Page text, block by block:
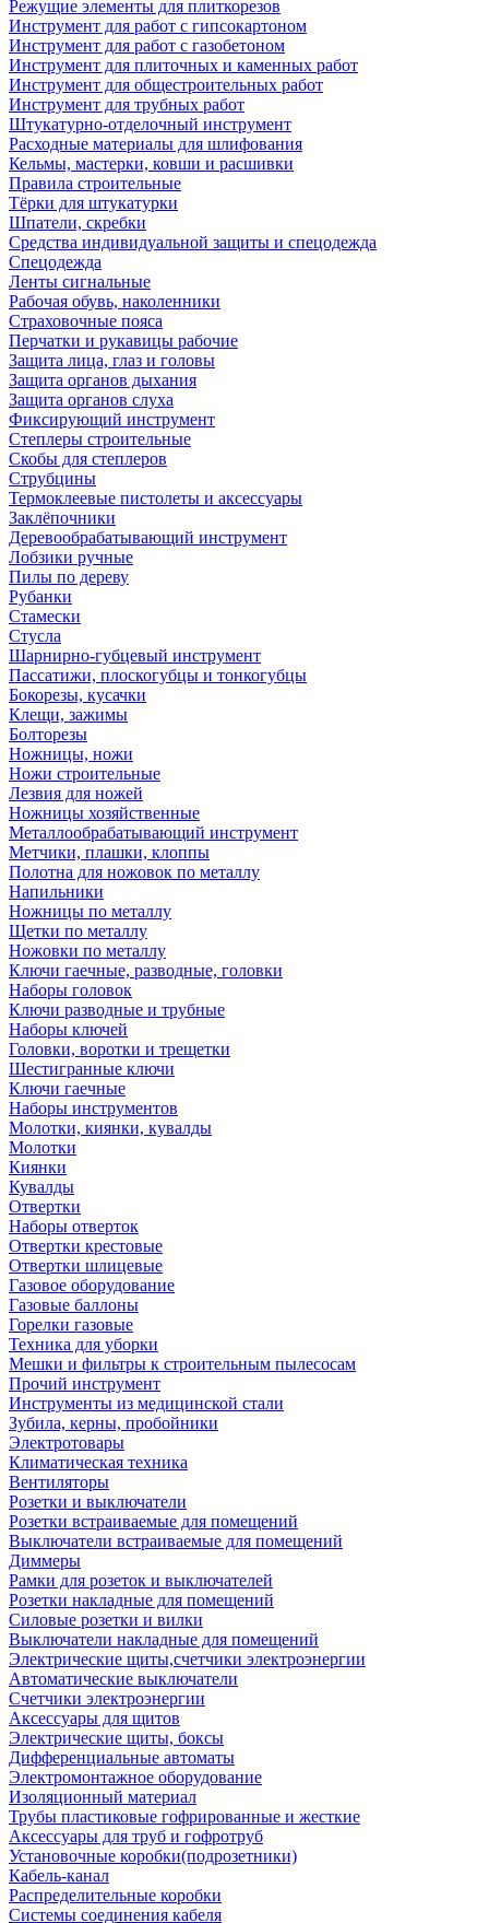
Режущие элементы для плиткорезов
Инструмент для работ с гипсокартоном
Инструмент для работ с газобетоном
Инструмент для плиточных и каменных работ
Инструмент для общестроительных работ
Инструмент для трубных работ
Штукатурно-отделочный инструмент
Расходные материалы для шлифования
Кельмы, мастерки, ковши и расшивки
Правила строительные
Тёрки для штукатурки
Шпатели, скребки
Средства индивидуальной защиты и спецодежда
Спецодежда
Ленты сигнальные
Рабочая обувь, наколенники
Страховочные пояса
Перчатки и рукавицы рабочие
Защита лица, глаз и головы
Защита органов дыхания
Защита органов слуха
Фиксирующий инструмент
Степлеры строительные
Скобы для степлеров
Струбцины
Термоклеевые пистолеты и аксессуары
Заклёпочники
Деревообрабатывающий инструмент
Лобзики ручные
Пилы по дереву
Рубанки
Стамески
Стусла
Шарнирно-губцевый инструмент
Пассатижи, плоскогубцы и тонкогубцы
Бокорезы, кусачки
Клещи, зажимы
Болторезы
Ножницы, ножи
Ножи строительные
Лезвия для ножей
Ножницы хозяйственные
Металлообрабатывающий инструмент
Метчики, плашки, клоппы
Полотна для ножовок по металлу
Напильники
Ножницы по металлу
Щетки по металлу
Ножовки по металлу
Ключи гаечные, разводные, головки
Наборы головок
Ключи разводные и трубные
Наборы ключей
Головки, воротки и трещетки
Шестигранные ключи
Ключи гаечные
Наборы инструментов
Молотки, киянки, кувалды
Молотки
Киянки
Кувалды
Отвертки
Наборы отверток
Отвертки крестовые
Отвертки шлицевые
Газовое оборудование
Газовые баллоны
Горелки газовые
Техника для уборки
Мешки и фильтры к строительным пылесосам
Прочий инструмент
Инструменты из медицинской стали
Зубила, керны, пробойники
Электротовары
Климатическая техника
Вентиляторы
Розетки и выключатели
Розетки встраиваемые для помещений
Выключатели встраиваемые для помещений
Диммеры
Рамки для розеток и выключателей
Розетки накладные для помещений
Силовые розетки и вилки
Выключатели накладные для помещений
Электрические щиты,счетчики электроэнергии
Автоматические выключатели
Счетчики электроэнергии
Аксессуары для щитов
Электрические щиты, боксы
Дифференциальные автоматы
Электромонтажное оборудование
Изоляционный материал
Трубы пластиковые гофрированные и жесткие
Аксессуары для труб и гофротруб
Установочные коробки(подрозетники)
Кабель-канал
Распределительные коробки
Системы соединения кабеля